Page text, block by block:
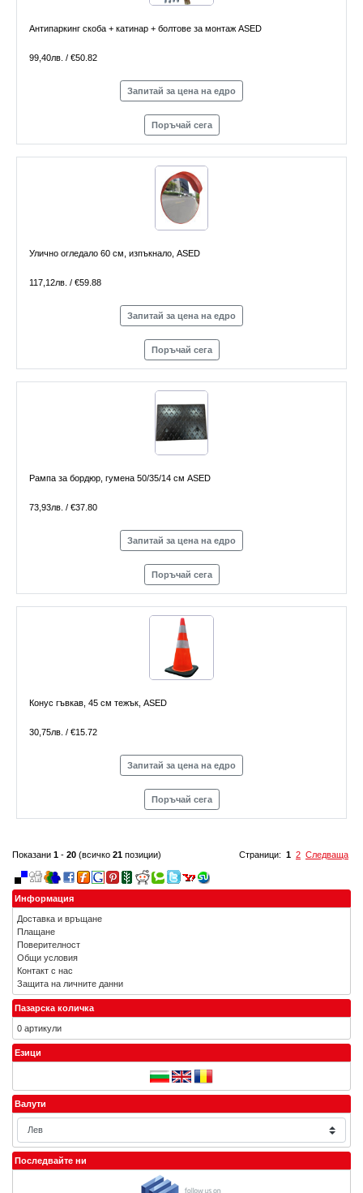
Антипаркинг скоба + катинар + болтове за монтаж ASED
99,40лв. / €50.82
Запитай за цена на едро
Поръчай сега
Улично огледало 60 см, изпъкнало, ASED
117,12лв. / €59.88
Запитай за цена на едро
Поръчай сега
Рампа за бордюр, гумена 50/35/14 см ASED
73,93лв. / €37.80
Запитай за цена на едро
Поръчай сега
Конус гъвкав, 45 см тежък, ASED
30,75лв. / €15.72
Запитай за цена на едро
Поръчай сега
Страници: 1 2 Следваща
Показани 1 - 20 (всичко 21 позиции)
Информация
Доставка и връщане
Плащане
Поверителност
Общи условия
Контакт с нас
Защита на личните данни
Пазарска количка
0 артикули
Езици
Валути
Последвайте ни